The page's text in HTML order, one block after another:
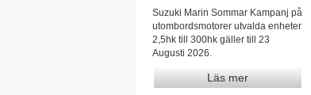
Suzuki Marin Sommar Kampanj på
utombordsmotorer utvalda enheter
2,5hk till 300hk gäller till 23
Augusti 2026.
Läs mer